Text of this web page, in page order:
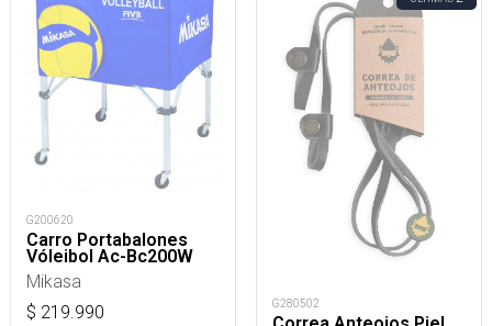
G200620
Carro Portabalones
Vóleibol Ac-Bc200W
Mikasa
$ 219.990 G280502